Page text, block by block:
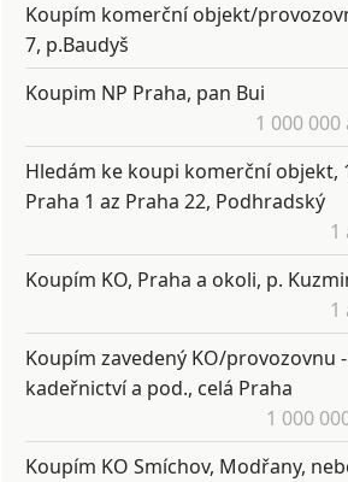
Koupím komerční objekt/
7, p.Baudyš
Koupim NP Praha, pan Bui
1 000 000
Hledám ke koupi komerční objekt,
Praha 1 az Praha 22, Podhradský
1
Koupím KO, Praha a okoli, p.
1
Koupím zavedený KO/provozovnu
kadeřnictví a pod., celá Praha
1 000
Koupím KO Smíchov, Modřany,